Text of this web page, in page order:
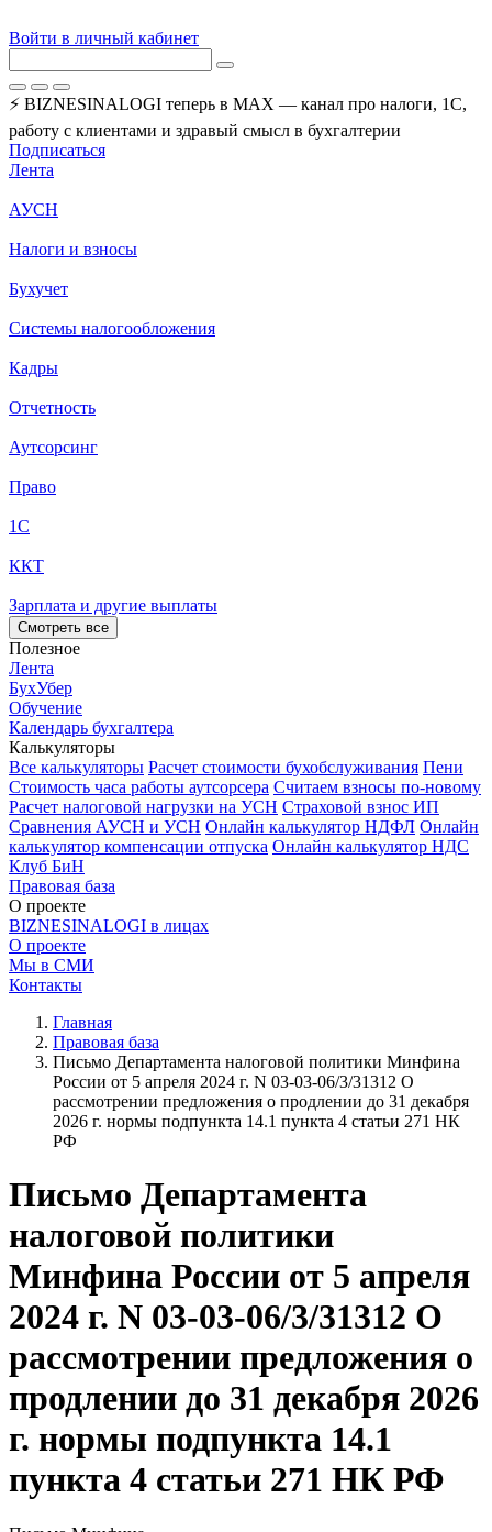
Войти в личный кабинет
⚡ BIZNESINALOGI теперь в MAX — канал про налоги, 1С,
работу с клиентами и здравый смысл в бухгалтерии
Подписаться
Лента
АУСН
Налоги и взносы
Бухучет
Системы налогообложения
Кадры
Отчетность
Аутсорсинг
Право
1С
ККТ
Зарплата и другие выплаты
Смотреть все
Полезное
Лента
БухУбер
Обучение
Календарь бухгалтера
Калькуляторы
Все калькуляторы Расчет стоимости бухобслуживания Пени
Стоимость часа работы аутсорсера Считаем взносы по-новому
Расчет налоговой нагрузки на УСН Страховой взнос ИП
Сравнения АУСН и УСН Онлайн калькулятор НДФЛ Онлайн
калькулятор компенсации отпуска Онлайн калькулятор НДС
Клуб БиН
Правовая база
О проекте
BIZNESINALOGI в лицах
О проекте
Мы в СМИ
Контакты
Главная
Правовая база
Письмо Департамента налоговой политики Минфина
России от 5 апреля 2024 г. N 03-03-06/3/31312 О
рассмотрении предложения о продлении до 31 декабря
2026 г. нормы подпункта 14.1 пункта 4 статьи 271 НК
РФ
Письмо Департамента
налоговой политики
Минфина России от 5 апреля
2024 г. N 03-03-06/3/31312 О
рассмотрении предложения о
продлении до 31 декабря 2026
г. нормы подпункта 14.1
пункта 4 статьи 271 НК РФ